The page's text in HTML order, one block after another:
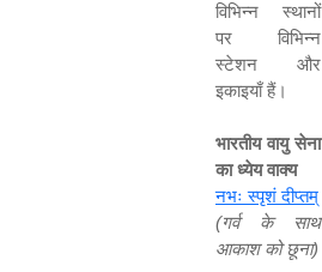
विभिन्न स्थानों
पर विभिन्न
स्टेशन और
इकाइयाँ हैं।
भारतीय वायु सेना
का ध्‍येय वाक्‍य
नभः स्पृशं दीप्तम्
(गर्व के
साथ
आकाश को छूना)